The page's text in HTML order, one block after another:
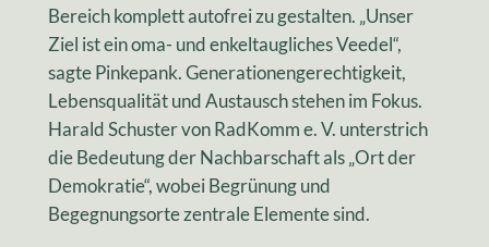
Bereich komplett autofrei zu gestalten. „Unser
Ziel ist ein oma- und enkeltaugliches Veedel“,
sagte Pinkepank. Generationengerechtigkeit,
Lebensqualität und Austausch stehen im Fokus.
Harald Schuster von RadKomm e. V. unterstrich
die Bedeutung der Nachbarschaft als „Ort der
Demokratie“, wobei Begrünung und
Begegnungsorte zentrale Elemente sind.